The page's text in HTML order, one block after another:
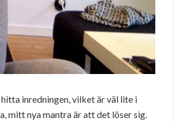
inredningen, vilket är väl lite i
mitt nya mantra är att det löser sig.